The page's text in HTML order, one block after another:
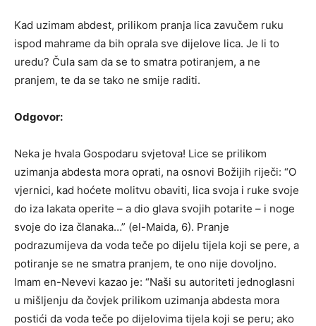
Kad uzimam abdest, prilikom pranja lica zavučem ruku
ispod mahrame da bih oprala sve dijelove lica. Je li to
uredu? Čula sam da se to smatra potiranjem, a ne
pranjem, te da se tako ne smije raditi.
Odgovor:
Neka je hvala Gospodaru svjetova! Lice se prilikom
uzimanja abdesta mora oprati, na osnovi Božijih riječi: “O
vjernici, kad hoćete molitvu obaviti, lica svoja i ruke svoje
do iza lakata operite – a dio glava svojih potarite – i noge
svoje do iza članaka…” (el-Maida, 6). Pranje
podrazumijeva da voda teče po dijelu tijela koji se pere, a
potiranje se ne smatra pranjem, te ono nije dovoljno.
Imam en-Nevevi kazao je: “Naši su autoriteti jednoglasni
u mišljenju da čovjek prilikom uzimanja abdesta mora
postići da voda teče po dijelovima tijela koji se peru; ako